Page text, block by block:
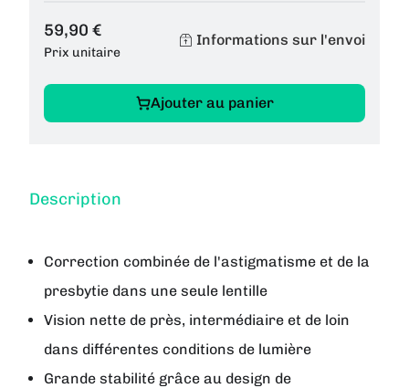
59,90 €
Prix unitaire
Informations sur l'envoi
Ajouter au panier
Description
Correction combinée de l'astigmatisme et de la
presbytie dans une seule lentille
Vision nette de près, intermédiaire et de loin
dans différentes conditions de lumière
Grande stabilité grâce au design de